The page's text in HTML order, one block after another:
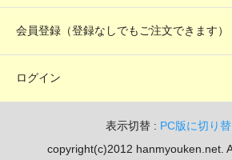
会員登録（登録なしでもご注文できます）
ログイン
表示切替 : PC版に切り
copyright(c)2012 hanmyouken.net.